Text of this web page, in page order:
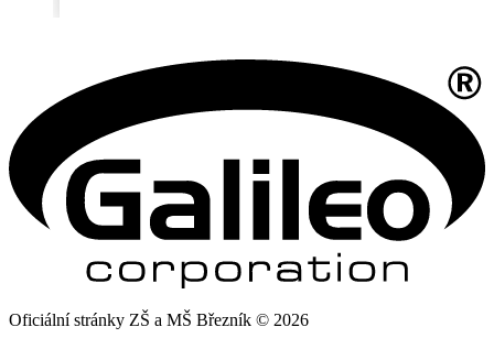
Oficiální stránky ZŠ a MŠ Březník © 2026